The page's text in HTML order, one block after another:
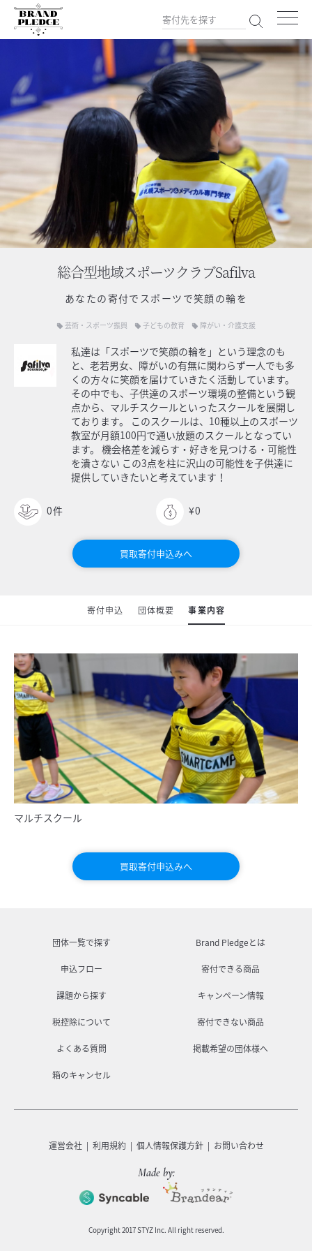
総合型地域スポーツクラブSafilva
あなたの寄付で スポーツで笑顔の輪を
local_offer 芸術・スポーツ振興 local_offer 子どもの教育 local_offer 障がい・介護支援
私達は「スポーツで笑顔の輪を」という理念のも
と、老若男女、障がいの有無に関わらず一人でも多
くの方々に笑顔を届けていきたく活動しています。
その中でも、子供達のスポーツ環境の整備という観
点から、マルチスクールといったスクールを展開し
ております。 このスクールは、10種以上のスポーツ
教室が月額100円で通い放題のスクールとなってい
ます。 機会格差を減らす・好きを見つける・可能性
を潰さない この3点を柱に沢山の可能性を子供達に
提供していきたいと考えています！
0件 ¥0
買取寄付申込みへ
寄付申込 団体概要 事業内容
マルチスクール
買取寄付申込みへ
団体一覧で探す Brand Pledgeとは
申込フロー 寄付できる商品
課題から探す キャンペーン情報
税控除について 寄付できない商品
よくある質問 掲載希望の団体様へ
箱のキャンセル
運営会社 利用規約 個人情報保護方針 お問い合わせ
Made by:
Copyright 2017 STYZ Inc. All right reserved.